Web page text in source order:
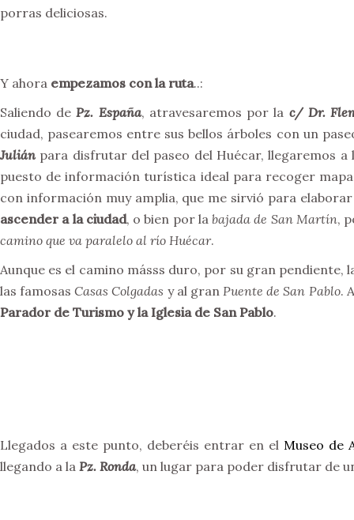
porras deliciosas.
Y ahora empezamos con la ruta..:
Saliendo dePz. España, atravesaremos por la c/ Dr.
ciudad, pasearemos entre sus bellos árboles con un
Juliánpara disfrutar del paseo del Huécar, llegaremos
puesto de información turística ideal para recoger
con información muy amplia, que me sirvió para
ascender a la ciudad, o bien por labajada de San Martín,
camino que va paralelo al río Huécar.
Aunque es el camino másss duro, por su gran
las famosasCasas Colgadas y al granPuente de San Pablo.
Parador de Turismo y la Iglesia de San Pablo.
Llegados a este punto, deberéis entrar en el Museo de
llegando a la Pz. Ronda, un lugar para poder disfrutar de